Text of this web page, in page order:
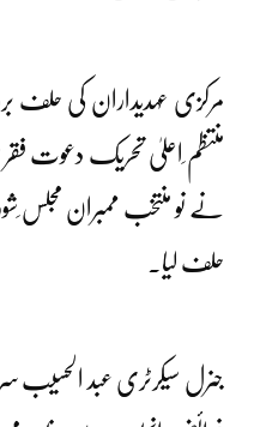
مرکزی عہدیداران کی حلف
منتظم ِاعلیٰ تحریک دعوت
حلف لیا۔
جنرل سیکرٹری عبد